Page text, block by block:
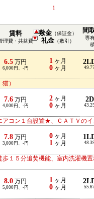
1
賃料
理費・共益費
敷金 （保証金）
礼金 （敷引）
間
専
6.5 万円
6,000円、-円
1 ヶ月
0 ヶ月
猫）
7.6 万円
4,000円、-円
2 ヶ月
0 ヶ月
コン１台設置★、ＣＡＴＶのイ
7.8 万円
3,000円、-円
0 ヶ月
1 ヶ月
５分追焚機能、室内洗濯機置
8.0 万円
5,000円、-円
1 ヶ月
0 ヶ月